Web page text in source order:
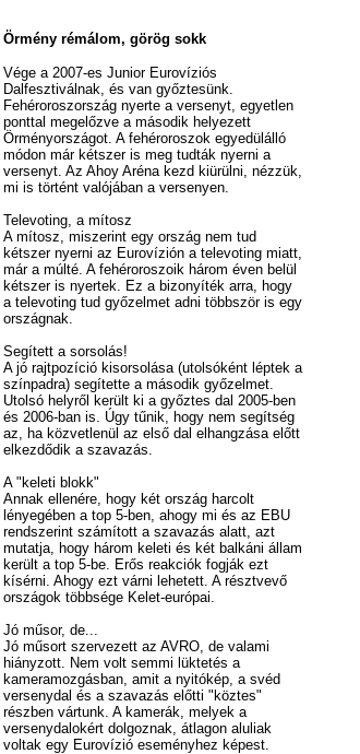
Örmény rémálom, görög sokk
Vége a 2007-es Junior Eurovíziós
Dalfesztiválnak, és van győztesünk.
Fehéroroszország nyerte a versenyt, egyetlen
ponttal megelőzve a második helyezett
Örményországot. A fehéroroszok egyedülálló
módon már kétszer is meg tudták nyerni a
versenyt. Az Ahoy Aréna kezd kiürülni, nézzük,
mi is történt valójában a versenyen.
Televoting, a mítosz
A mítosz, miszerint egy ország nem tud
kétszer nyerni az Eurovízión a televoting miatt,
már a múlté. A fehéroroszoik három éven belül
kétszer is nyertek. Ez a bizonyíték arra, hogy
a televoting tud győzelmet adni többször is egy
országnak.
Segített a sorsolás!
A jó rajtpozíció kisorsolása (utolsóként léptek a
színpadra) segítette a második győzelmet.
Utolsó helyről került ki a győztes dal 2005-ben
és 2006-ban is. Úgy tűnik, hogy nem segítség
az, ha közvetlenül az első dal elhangzása előtt
elkezdődik a szavazás.
A "keleti blokk"
Annak ellenére, hogy két ország harcolt
lényegében a top 5-ben, ahogy mi és az EBU
rendszerint számított a szavazás alatt, azt
mutatja, hogy három keleti és két balkáni állam
került a top 5-be. Erős reakciók fogják ezt
kísérni. Ahogy ezt várni lehetett. A résztvevő
országok többsége Kelet-európai.
Jó műsor, de...
Jó műsort szervezett az AVRO, de valami
hiányzott. Nem volt semmi lüktetés a
kameramozgásban, amit a nyitókép, a svéd
versenydal és a szavazás előtti "köztes"
részben vártunk. A kamerák, melyek a
versenydalokért dolgoznak, átlagon aluliak
voltak egy Eurovízió eseményhez képest.